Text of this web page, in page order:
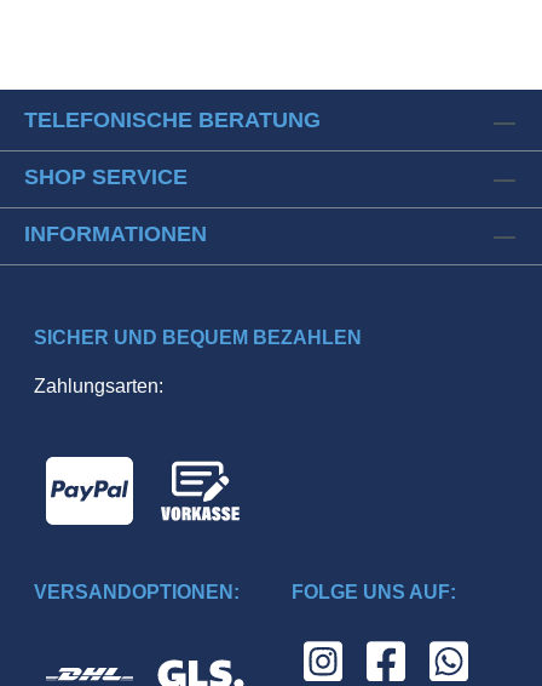
TELEFONISCHE BERATUNG
SHOP SERVICE
INFORMATIONEN
SICHER UND BEQUEM BEZAHLEN
Zahlungsarten:
VERSANDOPTIONEN: FOLGE UNS AUF: